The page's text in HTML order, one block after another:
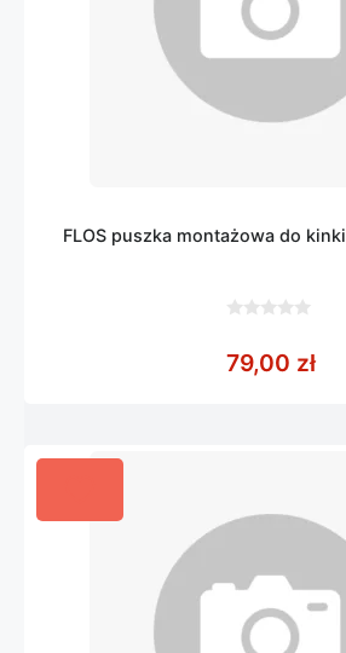
FLOS puszka montażowa do
5
79,00 zł